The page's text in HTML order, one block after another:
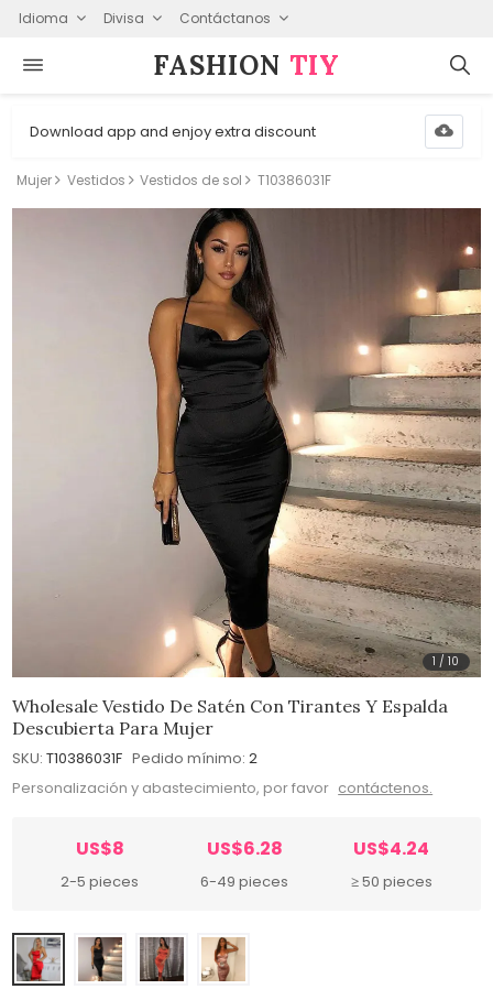
Idioma Divisa Contáctanos
FASHION⁠ TIY
Download app and enjoy extra discount
Mujer Vestidos Vestidos de sol T10386031F
1 /10
Wholesale Vestido De Satén Con Tirantes Y Espalda
Descubierta Para Mujer
SKU: T10386031F Pedido mínimo: 2
Personalización y abastecimiento, por favor contáctenos.
US$8
2-5 pieces
US$6.28
6-49 pieces
US$4.24
≥ 50 pieces